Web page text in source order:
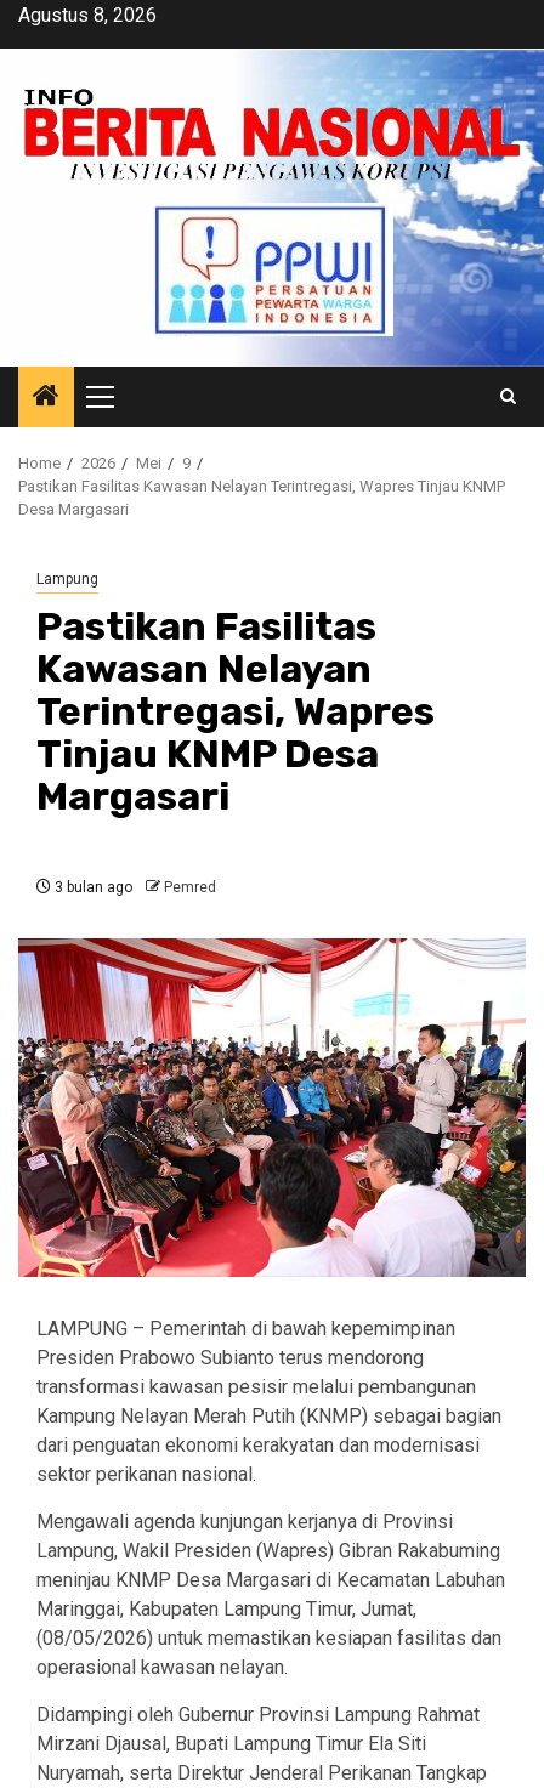
SkipAgustus 8, 2026
Primary
Menu
Home 2026 Mei
9
Pastikan Fasilitas Kawasan Nelayan Terintregasi, Wapres Tinjau KNMP
Desa Margasari
Lampung
Pastikan Fasilitas
Kawasan Nelayan
Terintregasi, Wapres
Tinjau KNMP Desa
Margasari
3 bulan ago Pemred
LAMPUNG – Pemerintah di bawah kepemimpinan
Presiden Prabowo Subianto terus mendorong
transformasi kawasan pesisir melalui pembangunan
Kampung Nelayan Merah Putih (KNMP) sebagai bagian
dari penguatan ekonomi kerakyatan dan modernisasi
sektor perikanan nasional.
Mengawali agenda kunjungan kerjanya di Provinsi
Lampung, Wakil Presiden (Wapres) Gibran Rakabuming
meninjau KNMP Desa Margasari di Kecamatan Labuhan
Maringgai, Kabupaten Lampung Timur, Jumat,
(08/05/2026) untuk memastikan kesiapan fasilitas dan
operasional kawasan nelayan.
Didampingi oleh Gubernur Provinsi Lampung Rahmat
Mirzani Djausal, Bupati Lampung Timur Ela Siti
Nuryamah, serta Direktur Jenderal Perikanan Tangkap